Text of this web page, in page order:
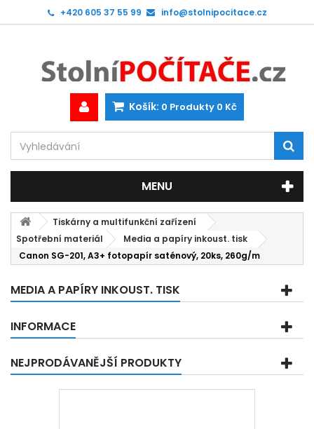
+420 605 37 55 99 info@stolnipocitace.cz
Košík: 0 Produkty 0 Kč
MENU
Tiskárny a multifunkční zařízení
Spotřební materiál
Media a papíry inkoust. tisk
Canon SG-201, A3+ fotopapír saténový, 20ks, 260g/m
MEDIA A PAPÍRY INKOUST. TISK
INFORMACE
NEJPRODÁVANĚJŠÍ PRODUKTY